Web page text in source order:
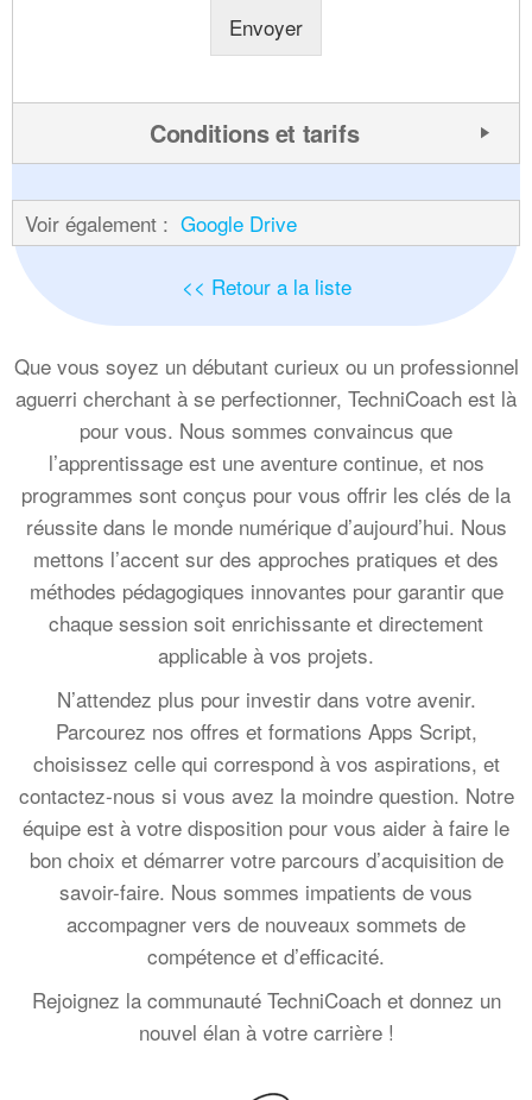
Envoyer
Conditions et tarifs
Voir également : Google Drive
<< Retour a la liste
Que vous soyez un débutant curieux ou un professionnel
aguerri cherchant à se perfectionner, TechniCoach est là
pour vous. Nous sommes convaincus que
l’apprentissage est une aventure continue, et nos
programmes sont conçus pour vous offrir les clés de la
réussite dans le monde numérique d’aujourd’hui. Nous
mettons l’accent sur des approches pratiques et des
méthodes pédagogiques innovantes pour garantir que
chaque session soit enrichissante et directement
applicable à vos projets.
N’attendez plus pour investir dans votre avenir.
Parcourez nos offres et formations Apps Script,
choisissez celle qui correspond à vos aspirations, et
contactez-nous si vous avez la moindre question. Notre
équipe est à votre disposition pour vous aider à faire le
bon choix et démarrer votre parcours d’acquisition de
savoir-faire. Nous sommes impatients de vous
accompagner vers de nouveaux sommets de
compétence et d’efficacité.
Rejoignez la communauté TechniCoach et donnez un
nouvel élan à votre carrière !